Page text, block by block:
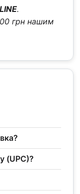
.
грн нашим
(UPC)?